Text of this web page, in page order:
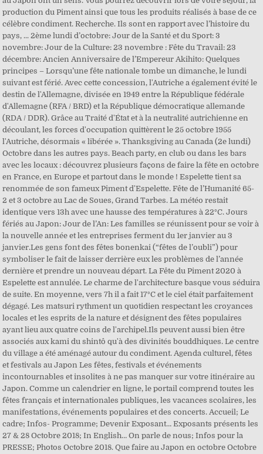
production du Piment ainsi que tous les produits réalisés à base de ce
célèbre condiment. Recherche. Ils sont en rapport avec l’histoire du
pays, ... 2ème lundi d’octobre: Jour de la Santé et du Sport: 3
novembre: Jour de la Culture: 23 novembre : Fête du Travail: 23
décembre: Ancien Anniversaire de l’Empereur Akihito: Quelques
principes – Lorsqu’une fête nationale tombe un dimanche, le lundi
suivant est férié. Avec cette concession, l'Autriche a également évité le
destin de l'Allemagne, divisée en 1949 entre la République fédérale
d'Allemagne (RFA / BRD) et la République démocratique allemande
(RDA / DDR). Grâce au Traité d'État et à la neutralité autrichienne en
découlant, les forces d'occupation quittèrent le 25 octobre 1955
l'Autriche, désormais « libérée ». Thanksgiving au Canada (2e lundi)
Octobre dans les autres pays. Beach party, en club ou dans les bars
avec les locaux : découvrez plusieurs façons de faire la fête en octobre
en France, en Europe et partout dans le monde ! Espelette tient sa
renommée de son fameux Piment d'Espelette. Fête de l’Humanité 65-
2 et 3 octobre au Lac de Soues, Grand Tarbes. La météo restait
identique vers 13h avec une hausse des températures à 22°C. Jours
fériés au Japon: Jour de l’An: Les familles se réunissent pour se voir à
la nouvelle année et les entreprises ferment du 1er janvier au 3
janvier.Les gens font des fêtes bonenkai (“fêtes de l’oubli”) pour
symboliser le fait de laisser derrière eux les problèmes de l’année
dernière et prendre un nouveau départ. La Fête du Piment 2020 à
Espelette est annulée. Le charme de l'architecture basque vous séduira
de suite. En moyenne, vers 7h il a fait 17°C et le ciel était parfaitement
dégagé. Les matsuri rythment un quotidien respectant les croyances
locales et les esprits de la nature et désignent des fêtes populaires
ayant lieu aux quatre coins de l'archipel.Ils peuvent aussi bien être
associés aux kami du shintô qu'à des divinités bouddhiques. Le centre
du village a été aménagé autour du condiment. Agenda culturel, fêtes
et festivals au Japon Les fêtes, festivals et événements
incontournables et insolites à ne pas manquer sur votre itinéraire au
Japon. Comme un calendrier en ligne, le portail comprend toutes les
fêtes français et internationales publiques, les vacances scolaires, les
manifestations, événements populaires et des concerts. Accueil; Le
cadre; Infos- Programme; Devenir Exposant… Exposants présents les
27 & 28 Octobre 2018; In English… On parle de nous; Infos pour la
PRESSE; Photos Octobre 2018. Que faire au Japon en octobre Octobre